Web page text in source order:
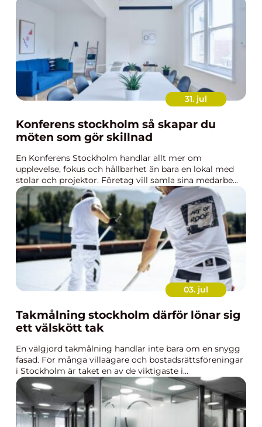
31. jul
Konferens stockholm så skapar du
möten som gör skillnad
En Konferens Stockholm handlar allt mer om
upplevelse, fokus och hållbarhet än bara en lokal med
stolar och projektor. Företag vill samla sina medarbe...
03. jul
Takmålning stockholm därför lönar sig
ett välskött tak
En välgjord takmålning handlar inte bara om en snygg
fasad. För många villaägare och bostadsrättsföreningar
i Stockholm är taket en av de viktigaste i...